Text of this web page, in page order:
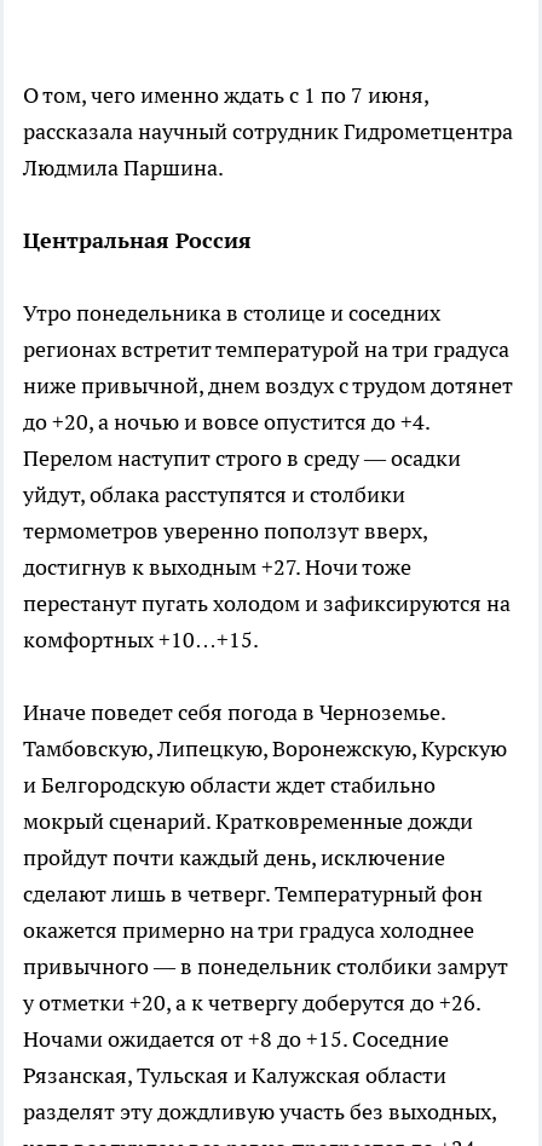
О том, чего именно ждать с 1 по 7 июня,
рассказала научный сотрудник Гидрометцентра
Людмила Паршина.
Центральная Россия
Утро понедельника в столице и соседних
регионах встретит температурой на три градуса
ниже привычной, днем воздух с трудом дотянет
до +20, а ночью и вовсе опустится до +4.
Перелом наступит строго в среду — осадки
уйдут, облака расступятся и столбики
термометров уверенно поползут вверх,
достигнув к выходным +27. Ночи тоже
перестанут пугать холодом и зафиксируются на
комфортных +10…+15.
Иначе поведет себя погода в Черноземье.
Тамбовскую, Липецкую, Воронежскую, Курскую
и Белгородскую области ждет стабильно
мокрый сценарий. Кратковременные дожди
пройдут почти каждый день, исключение
сделают лишь в четверг. Температурный фон
окажется примерно на три градуса холоднее
привычного — в понедельник столбики замрут
у отметки +20, а к четвергу доберутся до +26.
Ночами ожидается от +8 до +15. Соседние
Рязанская, Тульская и Калужская области
разделят эту дождливую участь без выходных,